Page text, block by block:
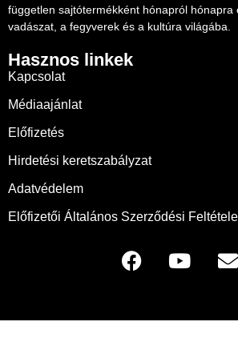
független sajtótermékként hónapról hónapra
vadászat, a fegyverek és a kultúra világába.
Hasznos linkek
Kapcsolat
Médiaajánlat
Előfizetés
Hirdetési keretszabályzat
Adatvédelem
Előfizetői Általános Szerződési